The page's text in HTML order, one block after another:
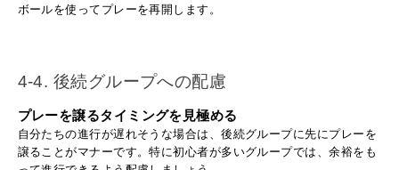
ボールを使ってプレーを再開します。
4-4. 後続グループへの配慮
プレーを譲るタイミングを見極める
自分たちの進行が遅れそうな場合は、後続グループに先にプレーを
譲ることがマナーです。特に初心者が多いグループでは、余裕をも